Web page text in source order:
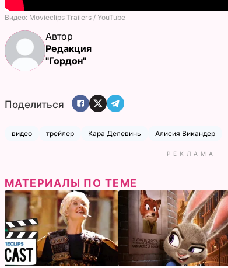
Автор
Редакция
"Гордон"
Поделиться
видео трейлер Кара Делевинь Алисия Викандер
РЕКЛАМА
МАТЕРИАЛЫ ПО ТЕМЕ